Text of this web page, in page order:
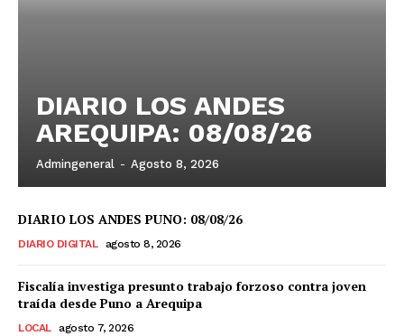
DIARIO LOS ANDES
AREQUIPA: 08/08/26
Admingeneral - Agosto 8, 2026
DIARIO LOS ANDES PUNO: 08/08/26
DIARIO DIGITAL agosto 8, 2026
Fiscalía investiga presunto trabajo forzoso contra joven
traída desde Puno a Arequipa
LOCAL agosto 7, 2026